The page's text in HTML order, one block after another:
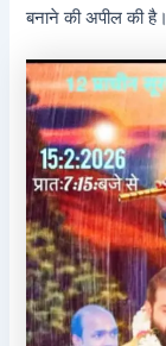
बनाने की अपील की है।